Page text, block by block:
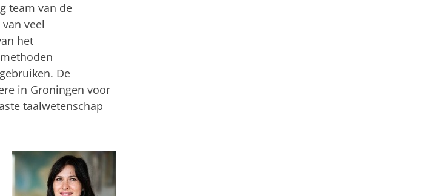
team van de
veel
het
De
in Groningen voor
taalwetenschap